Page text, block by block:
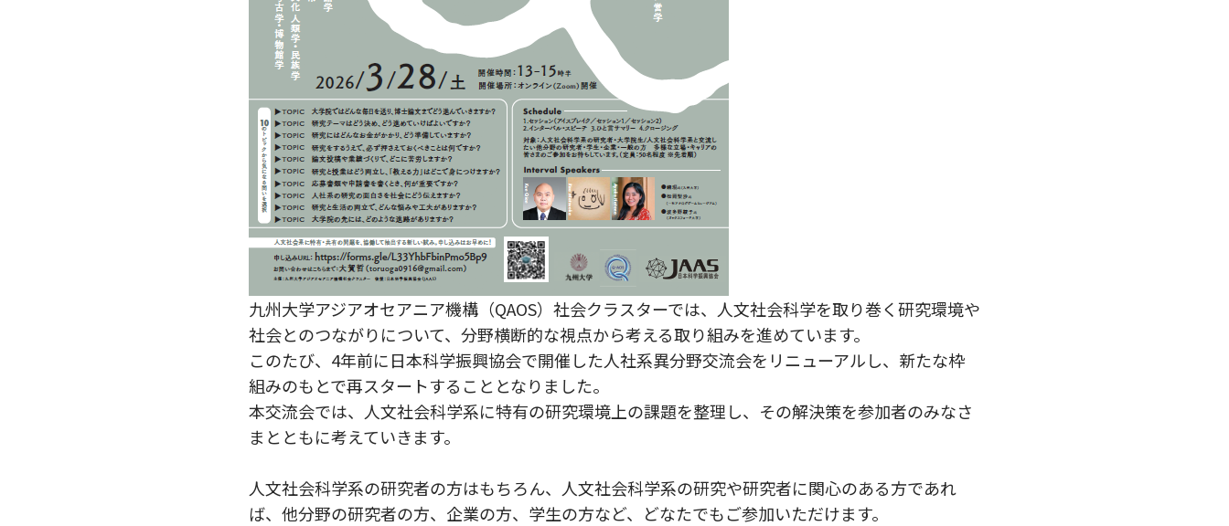
九州大学アジアオセアニア機構（QAOS）社会クラスターでは、人文社会科学を取り巻く研究環境や
社会とのつながりについて、分野横断的な視点から考える取り組みを進めています。
このたび、4年前に日本科学振興協会で開催した人社系異分野交流会をリニューアルし、新たな枠
組みのもとで再スタートすることとなりました。
本交流会では、人文社会科学系に特有の研究環境上の課題を整理し、その解決策を参加者のみなさ
まとともに考えていきます。
人文社会科学系の研究者の方はもちろん、人文社会科学系の研究や研究者に関心のある方であれ
ば、他分野の研究者の方、企業の方、学生の方など、どなたでもご参加いただけます。